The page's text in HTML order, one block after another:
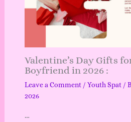
Valentine’s Day Gifts
Boyfriend in 2026 :
Leave a Comment / Youth Spat/
2026
…